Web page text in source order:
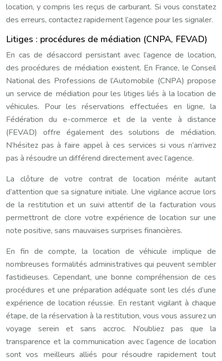
location, y compris les reçus de carburant. Si vous constatez
des erreurs, contactez rapidement l’agence pour les signaler.
Litiges : procédures de médiation (CNPA, FEVAD)
En cas de désaccord persistant avec l’agence de location,
des procédures de médiation existent. En France, le Conseil
National des Professions de l’Automobile (CNPA) propose
un service de médiation pour les litiges liés à la location de
véhicules. Pour les réservations effectuées en ligne, la
Fédération du e-commerce et de la vente à distance
(FEVAD) offre également des solutions de médiation.
N’hésitez pas à faire appel à ces services si vous n’arrivez
pas à résoudre un différend directement avec l’agence.
La clôture de votre contrat de location mérite autant
d’attention que sa signature initiale. Une vigilance accrue lors
de la restitution et un suivi attentif de la facturation vous
permettront de clore votre expérience de location sur une
note positive, sans mauvaises surprises financières.
En fin de compte, la location de véhicule implique de
nombreuses formalités administratives qui peuvent sembler
fastidieuses. Cependant, une bonne compréhension de ces
procédures et une préparation adéquate sont les clés d’une
expérience de location réussie. En restant vigilant à chaque
étape, de la réservation à la restitution, vous vous assurez un
voyage serein et sans accroc. N’oubliez pas que la
transparence et la communication avec l’agence de location
sont vos meilleurs alliés pour résoudre rapidement tout